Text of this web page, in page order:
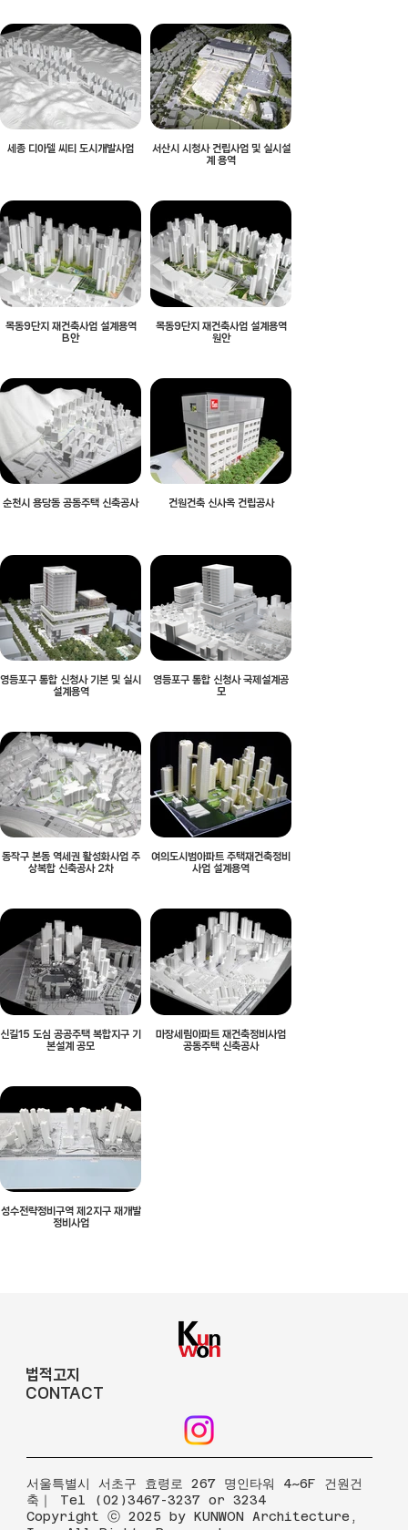
세종 디아델 씨티 도시개발사업
서산시 시청사 건립사업 및 실시설
계 용역
목동9단지 재건축사업 설계용역
B안
목동9단지 재건축사업 설계용역
원안
순천시 용당동 공동주택 신축공사 건원건축 신사옥 건립공사
영등포구 통합 신청사 기본 및 실시
설계용역
영등포구 통합 신청사 국제설계공
모
동작구 본동 역세권 활성화사업 주
상복합 신축공사 2차
여의도시범아파트 주택재건축정비
사업 설계용역
신길15 도심 공공주택 복합지구 기
본설계 공모
마장세림아파트 재건축정비사업
공동주택 신축공사
성수전략정비구역 제2지구 재개발
정비사업
법적고지
CONTACT
​서울특별시 서초구 효령로 267 명인타워 4~6F 건원건
축｜ Tel (02)3467-3237 or 3234
Copyright ⓒ 2025 by KUNWON Architecture,